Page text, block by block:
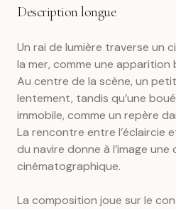
Description longue
Un rai de lumière traverse un
la mer, comme une apparition
Au centre de la scène, un
lentement, tandis qu’une
immobile, comme un repère
La rencontre entre l’éclaircie
du navire donne à l’image
cinématographique.
La composition joue sur le